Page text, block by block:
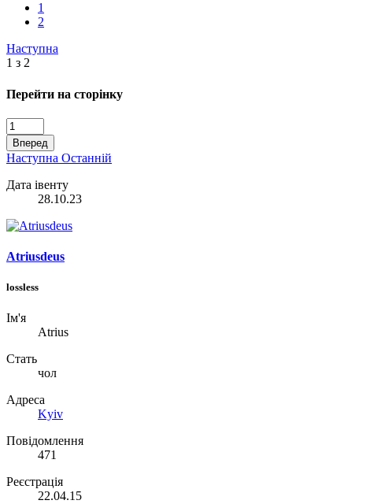
1
2
Наступна
1 з 2
Перейти на сторінку
Вперед
Наступна Останній
Дата івенту
28.10.23
Atriusdeus
lossless
Ім'я
Atrius
Стать
чол
Адреса
Kyiv
Повідомлення
471
Реєстрація
22.04.15